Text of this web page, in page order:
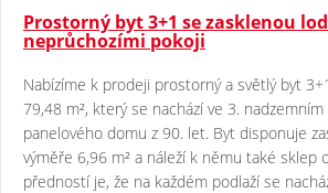
Prostorný byt 3+1 se zasklenou
neprůchozími pokoji
Nabízíme k prodeji prostorný a světlý byt
79,48 m², který se nachází ve 3.
panelového domu z 90. let. Byt disponuje
výměře 6,96 m² a náleží k němu také sklep
předností je, že na každém podlaží se